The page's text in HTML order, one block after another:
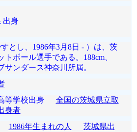
身
とし、1986年3月8日 - ）は、茨
ボール選手である。188cm、
サンダース神奈川所属。
等学校出身 全国の茨城県立取
身者
1986年生まれの人
茨城県出